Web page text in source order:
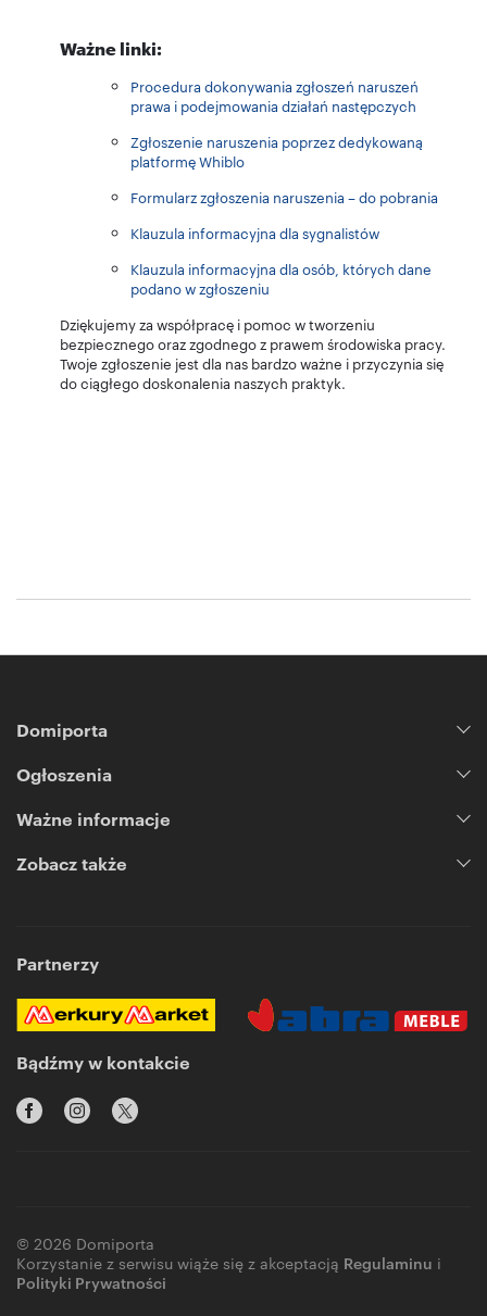
Ważne linki:
Procedura dokonywania zgłoszeń naruszeń
prawa i podejmowania działań następczych
Zgłoszenie naruszenia poprzez dedykowaną
platformę Whiblo
Formularz zgłoszenia naruszenia – do pobrania
Klauzula informacyjna dla sygnalistów
Klauzula informacyjna dla osób, których dane
podano w zgłoszeniu
Dziękujemy za współpracę i pomoc w tworzeniu
bezpiecznego oraz zgodnego z prawem środowiska pracy.
Twoje zgłoszenie jest dla nas bardzo ważne i przyczynia się
do ciągłego doskonalenia naszych praktyk.
Domiporta
Ogłoszenia
Ważne informacje
Zobacz także
Partnerzy
Bądźmy w kontakcie
© 2026 Domiporta
Korzystanie z serwisu wiąże się z akceptacją Regulaminu i
Polityki Prywatności